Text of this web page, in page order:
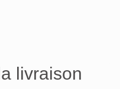
livraison